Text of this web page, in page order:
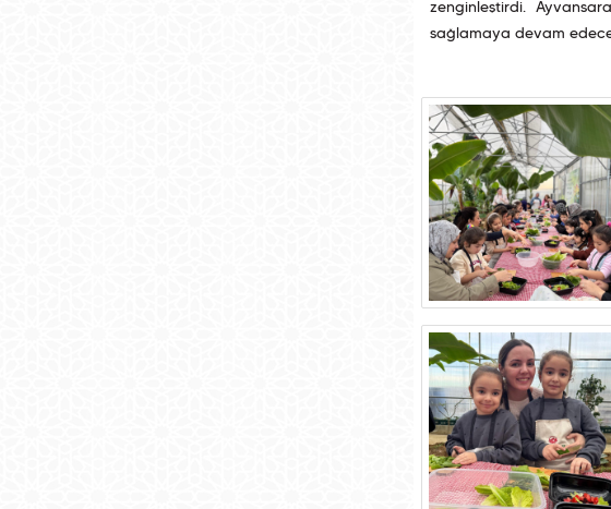
zenginleştirdi.
sağlamaya devam